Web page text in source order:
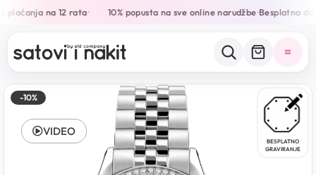
plaćanja na 12 rata• 10% popusta na sve online narudžbe•Besplatna
-10%
BESPLATNO
GRAVIRANJE
VIDEO